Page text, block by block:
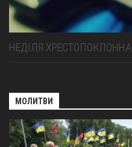
НЕДІЛЯ ХРЕСТОПОКЛОННА
МОЛИТВИ